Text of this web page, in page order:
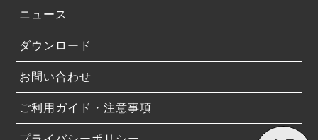
ニュース
ダウンロード
お問い合わせ
ご利用ガイド・注意事項